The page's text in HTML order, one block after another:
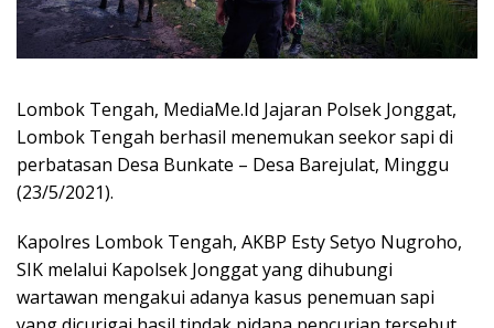
Lombok Tengah, MediaMe.Id Jajaran Polsek Jonggat,
Lombok Tengah berhasil menemukan seekor sapi di
perbatasan Desa Bunkate – Desa Barejulat, Minggu
(23/5/2021).
Kapolres Lombok Tengah, AKBP Esty Setyo Nugroho,
SIK melalui Kapolsek Jonggat yang dihubungi
wartawan mengakui adanya kasus penemuan sapi